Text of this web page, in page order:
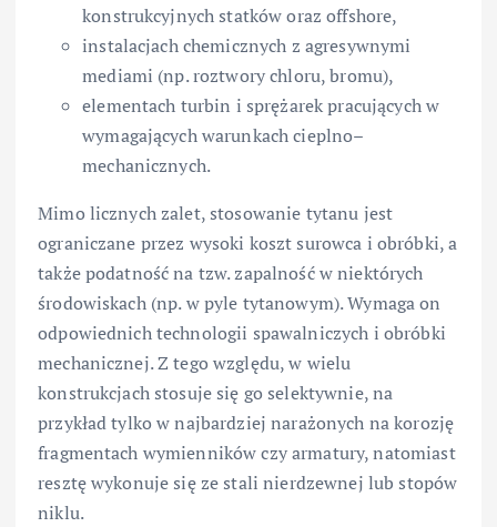
konstrukcyjnych statków oraz offshore,
instalacjach chemicznych z agresywnymi
mediami (np. roztwory chloru, bromu),
elementach turbin i sprężarek pracujących w
wymagających warunkach cieplno–
mechanicznych.
Mimo licznych zalet, stosowanie tytanu jest
ograniczane przez wysoki koszt surowca i obróbki, a
także podatność na tzw. zapalność w niektórych
środowiskach (np. w pyle tytanowym). Wymaga on
odpowiednich technologii spawalniczych i obróbki
mechanicznej. Z tego względu, w wielu
konstrukcjach stosuje się go selektywnie, na
przykład tylko w najbardziej narażonych na korozję
fragmentach wymienników czy armatury, natomiast
resztę wykonuje się ze stali nierdzewnej lub stopów
niklu.